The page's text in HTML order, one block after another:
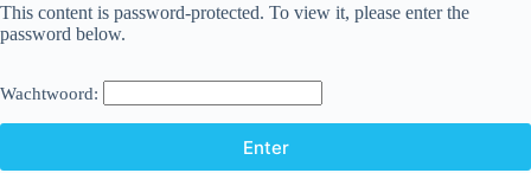
This content is password-protected. To view it, please enter the
password below.
Wachtwoord: